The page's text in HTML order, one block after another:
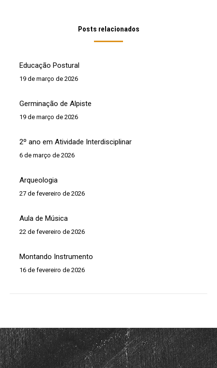
Posts relacionados
Educação Postural
19 de março de 2026
Germinação de Alpiste
19 de março de 2026
2º ano em Atividade Interdisciplinar
6 de março de 2026
Arqueologia
27 de fevereiro de 2026
Aula de Música
22 de fevereiro de 2026
Montando Instrumento
16 de fevereiro de 2026